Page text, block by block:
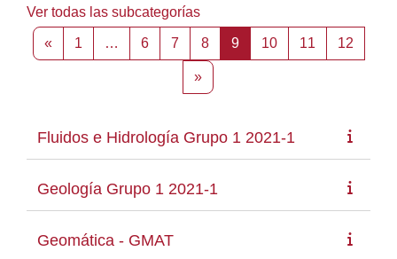
Ver todas las subcategorías
«Página anterior
1 … 6Página 6
7Página 7
8Página 8
9Página 9
10Página 10
11 Página 11
12
»Siguiente página
Fluidos e Hidrología Grupo 1 2021-1
Geología Grupo 1 2021-1
Geomática - GMAT